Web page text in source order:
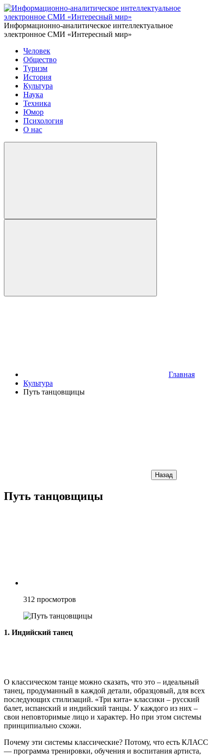
Информационно-аналитическое интеллектуальное
электронное СМИ «Интересный мир»
Человек
Общество
Туризм
История
Культура
Наука
Техника
Юмор
Психология
О нас
Главная
Культура
Путь танцовщицы
Назад
Путь танцовщицы
312 просмотров
1. Индийский танец
О классическом танце можно сказать, что это – идеальный
танец, продуманный в каждой детали, образцовый, для всех
последующих стилизаций. «Три кита» классики – русский
балет, испанский и индийский танцы. У каждого из них –
свои неповторимые лицо и характер. Но при этом системы
принципиально схожи.
Почему эти системы классические? Потому, что есть КЛАСС
— программа тренировки, обучения и воспитания артиста,